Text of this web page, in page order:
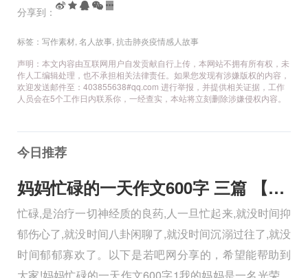
分享到：
标签： 写作素材,名人故事,抗击肺炎疫情感人故事
声明：本文内容由互联网用户自发贡献自行上传，本网站不拥有所有权，未
作人工编辑处理，也不承担相关法律责任。如果您发现有涉嫌版权的内容，
欢迎发送邮件至：403855638#qq.com 进行举报，并提供相关证据，工作
人员会在5个工作日内联系你，一经查实，本站将立刻删除涉嫌侵权内容。
今日推荐
妈妈忙碌的一天作文600字 三篇 【600字】
忙碌,是治疗一切神经质的良药,人一旦忙起来,就没时间抑
郁伤心了,就没时间八卦闲聊了,就没时间沉溺过往了,就没
时间郁郁寡欢了。以下是若吧网分享的，希望能帮助到